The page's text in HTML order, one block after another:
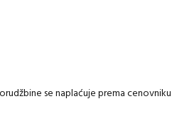
se naplaćuje prema cenovniku